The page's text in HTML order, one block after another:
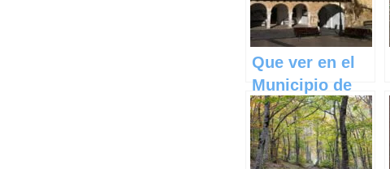
Que ver en el
Municipio de
Tarazona de la
Mancha en
Castilla La